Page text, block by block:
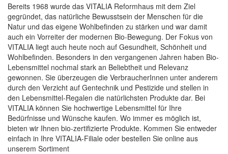
Bereits 1968 wurde das VITALIA Reformhaus mit dem Ziel
gegründet, das natürliche Bewusstsein der Menschen für die
Natur und das eigene Wohlbefinden zu stärken und war damit
auch ein Vorreiter der modernen Bio-Bewegung. Der Fokus von
VITALIA liegt auch heute noch auf Gesundheit, Schönheit und
Wohlbefinden. Besonders in den vergangenen Jahren haben Bio-
Lebensmittel nochmal stark an Beliebtheit und Relevanz
gewonnen. Sie überzeugen die VerbraucherInnen unter anderem
durch den Verzicht auf Gentechnik und Pestizide und stellen in
den Lebensmittel-Regalen die natürlichsten Produkte dar. Bei
VITALIA können Sie hochwertige Lebensmittel für Ihre
Bedürfnisse und Wünsche kaufen. Wo immer es möglich ist,
bieten wir Ihnen bio-zertifizierte Produkte. Kommen Sie entweder
einfach in Ihre VITALIA-Filiale oder bestellen Sie online aus
unserem Sortiment